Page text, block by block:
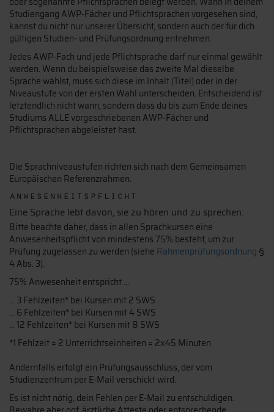
Studiengang AWP-Fächer und Pflichtsprachen vorgesehen sind,
kannst du nicht nur unserer Übersicht, sondern auch der für dich
gültigen Studien- und Prüfungsordnung entnehmen.
Jedes AWP-Fach und jede Pflichtsprache darf nur einmal gewählt
werden. Wenn du beispielsweise das zweite Mal dieselbe
Sprache wählst, muss sich diese im Inhalt (Titel) oder in der
Niveaustufe von der ersten Wahl unterscheiden. Entscheidend ist
letztendlich nicht wann, sondern dass du bis zum Ende deines
Studiums ALLE vorgeschriebenen AWP-Fächer und
Pflichtsprachen abgeleistet hast.
Die Sprachniveaustufen richten sich nach dem Gemeinsamen
Europäischen Referenzrahmen.
anwesenheitspflicht
Eine Sprache lebt davon, sie zu hören und zu sprechen.
Bitte beachte daher, dass in allen Sprachkursen eine
Anwesenheitspflicht von mindestens 75% besteht, um zur
Prüfung zugelassen zu werden (siehe Rahmenprüfungsordnung §
4 Abs. 3).
75% Anwesenheit entspricht …
… 3 Fehlzeiten* bei Kursen mit 2 SWS
… 6 Fehlzeiten* bei Kursen mit 4 SWS
... 12 Fehlzeiten* bei Kursen mit 8 SWS
*1 Fehlzeit = 2 Unterrichtseinheiten = 2x45 Minuten
Andernfalls erfolgt ein Prüfungsausschluss, der vom
Studienzentrum per E-Mail verschickt wird.
Es ist nicht nötig, dein Fehlen per E-Mail zu entschuldigen.